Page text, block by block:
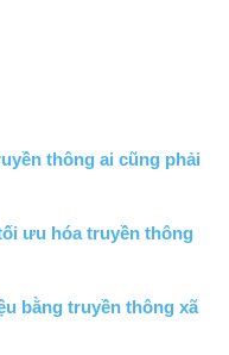
thông ai cũng phải
ưu hóa truyền thông
bằng truyền thông xã